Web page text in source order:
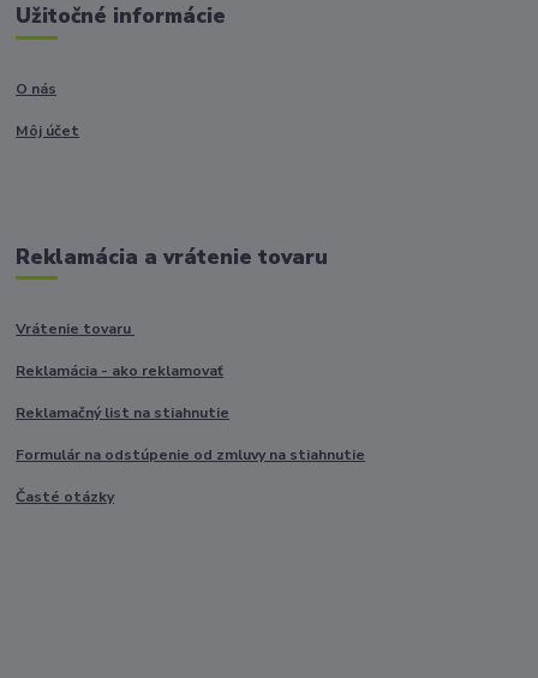
Užitočné informácie
O nás
Môj účet
Reklamácia a vrátenie tovaru
Vrátenie tovaru
Reklamácia - ako reklamovať
Reklamačný list na stiahnutie
Formulár na odstúpenie od zmluvy na stiahnutie
Časté otázky